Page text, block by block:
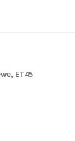
, ET45